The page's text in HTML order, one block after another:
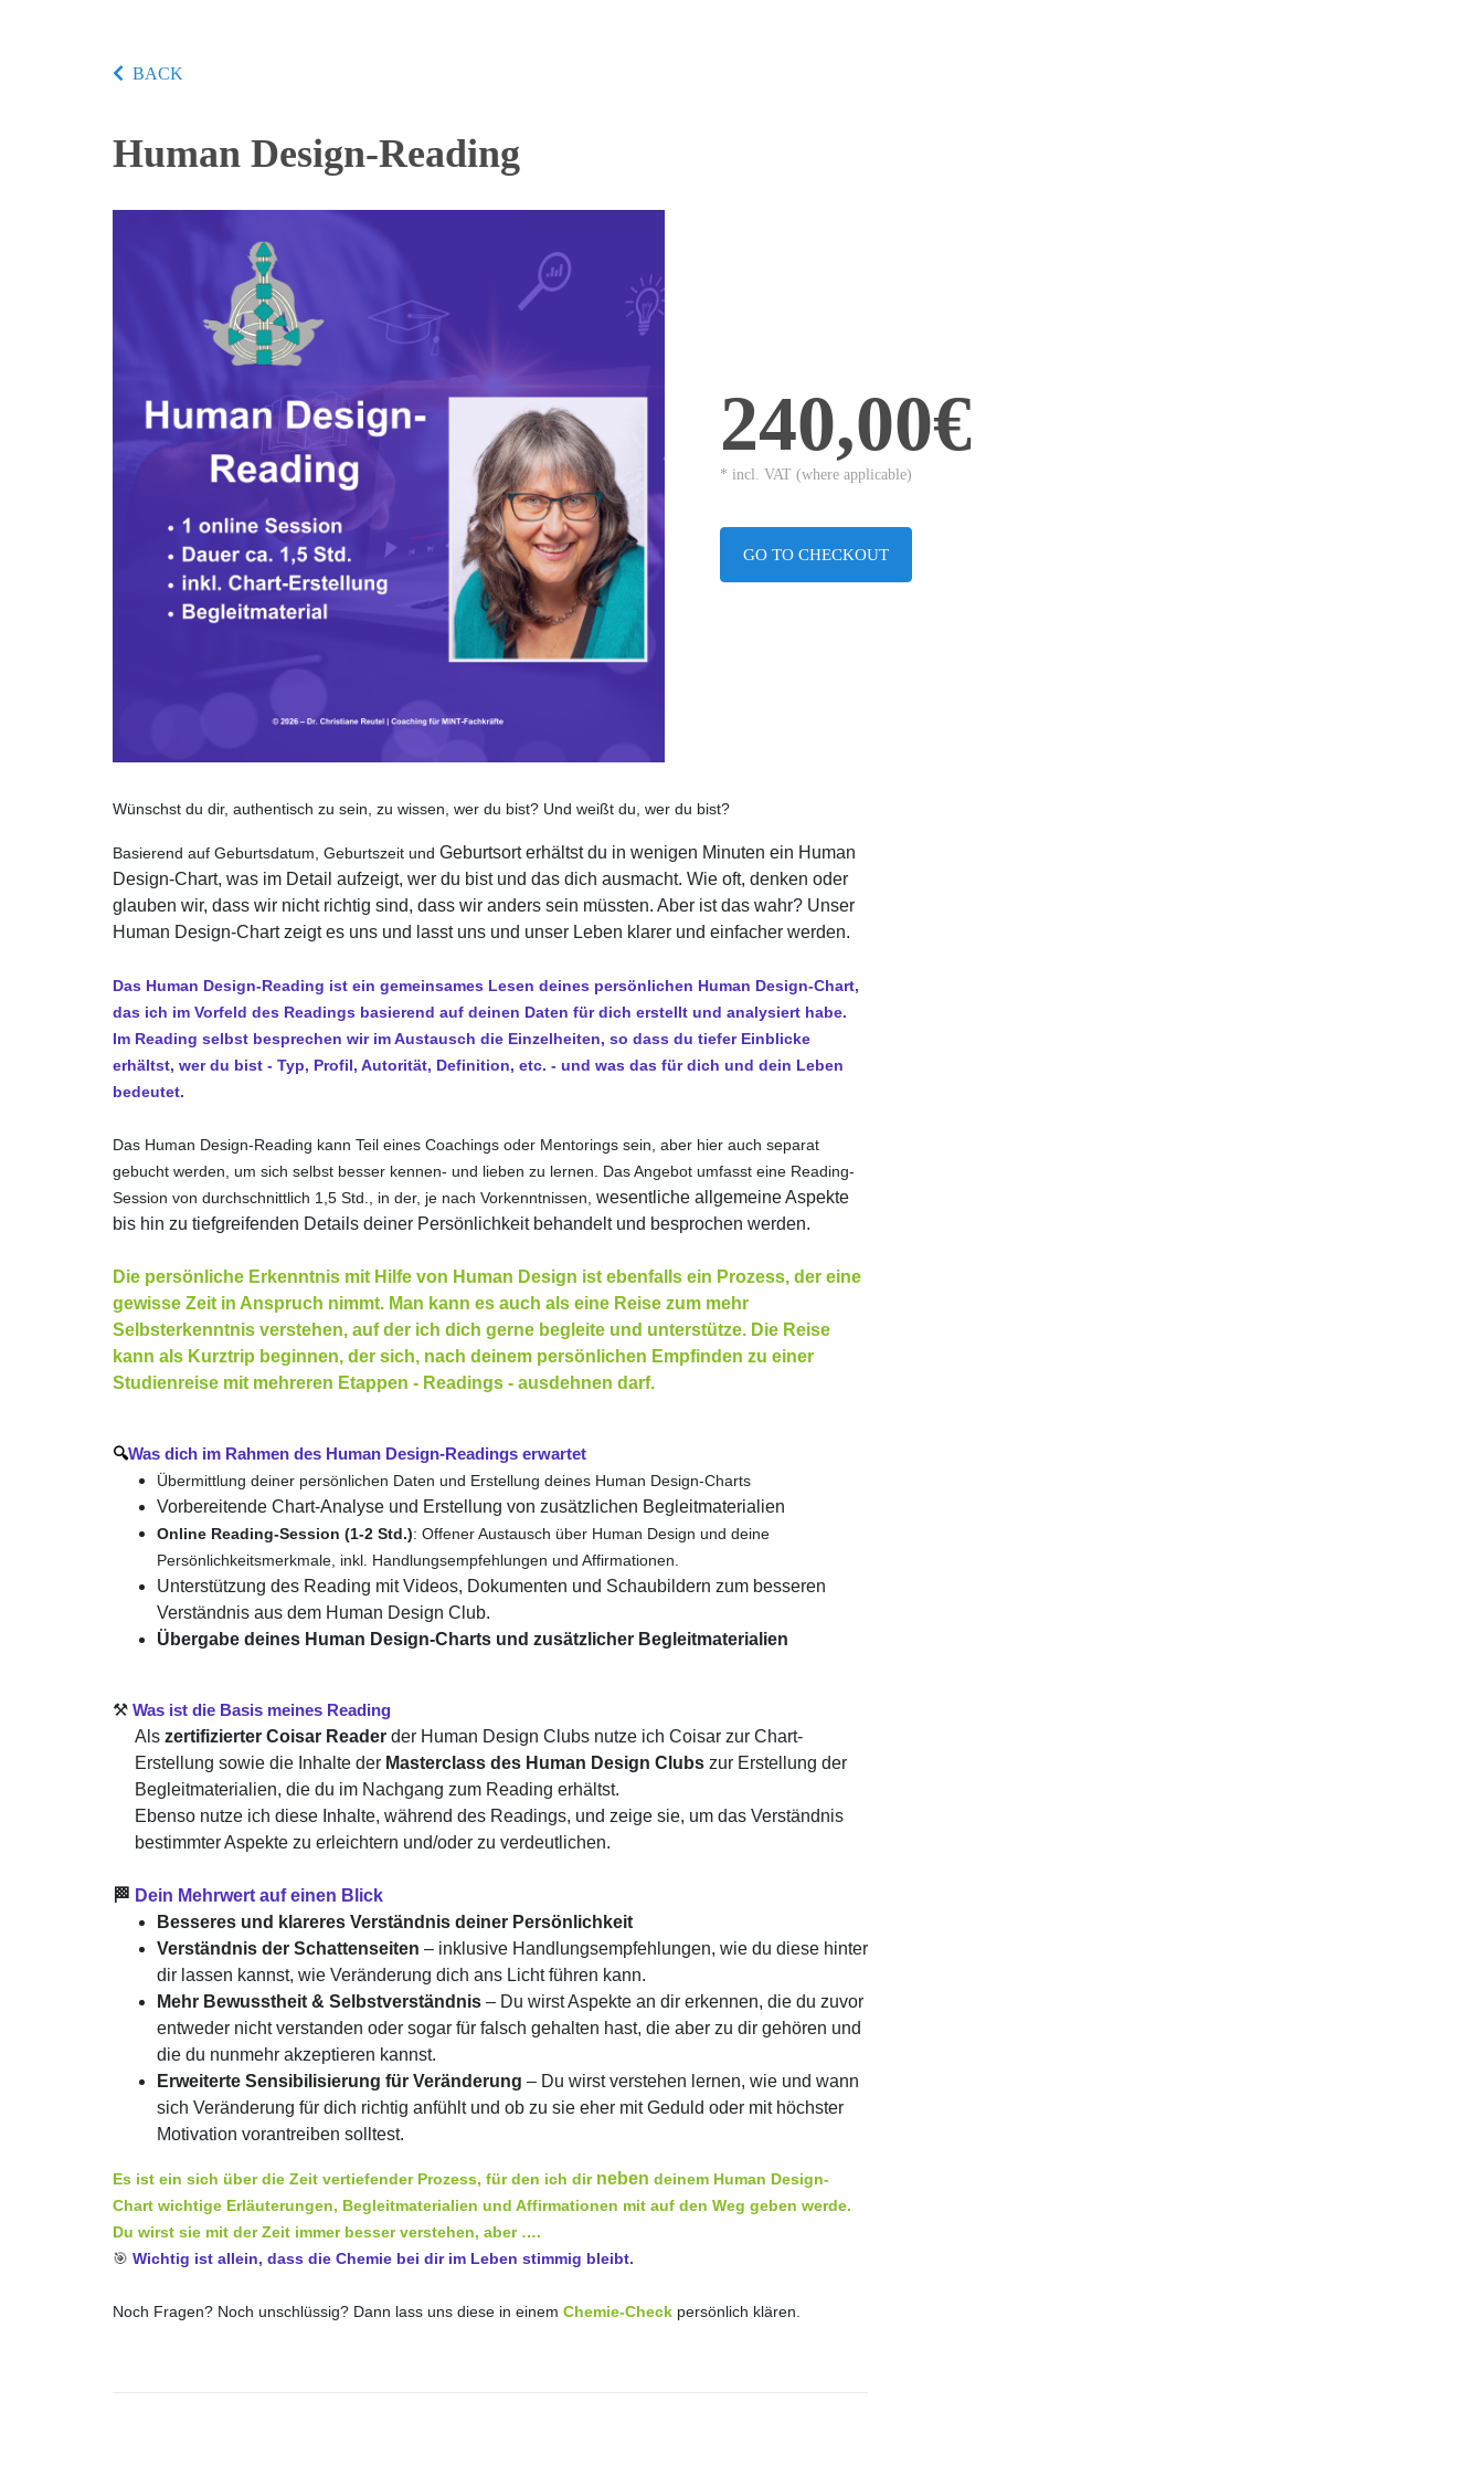
BACK
Human Design-Reading
240,00€
* incl. VAT (where applicable)
GO TO CHECKOUT
Wünschst du dir, authentisch zu sein, zu wissen, wer du bist? Und weißt du, wer du bist?
Basierend auf Geburtsdatum, Geburtszeit und Geburtsort erhältst du in wenigen Minuten ein Human
Design-Chart, was im Detail aufzeigt, wer du bist und das dich ausmacht. Wie oft, denken oder
glauben wir, dass wir nicht richtig sind, dass wir anders sein müssten. Aber ist das wahr? Unser
Human Design-Chart zeigt es uns und lasst uns und unser Leben klarer und einfacher werden.
Das Human Design-Reading ist ein gemeinsames Lesen deines persönlichen Human Design-Chart,
das ich im Vorfeld des Readings basierend auf deinen Daten für dich erstellt und analysiert habe.
Im Reading selbst besprechen wir im Austausch die Einzelheiten, so dass du tiefer Einblicke
erhältst, wer du bist - Typ, Profil, Autorität, Definition, etc. - und was das für dich und dein Leben
bedeutet.
Das Human Design-Reading kann Teil eines Coachings oder Mentorings sein, aber hier auch separat
gebucht werden, um sich selbst besser kennen- und lieben zu lernen. Das Angebot umfasst eine Reading-
Session von durchschnittlich 1,5 Std., in der, je nach Vorkenntnissen, wesentliche allgemeine Aspekte
bis hin zu tiefgreifenden Details deiner Persönlichkeit behandelt und besprochen werden.
Die persönliche Erkenntnis mit Hilfe von Human Design ist ebenfalls ein Prozess, der eine
gewisse Zeit in Anspruch nimmt. Man kann es auch als eine Reise zum mehr
Selbsterkenntnis verstehen, auf der ich dich gerne begleite und unterstütze. Die Reise
kann als Kurztrip beginnen, der sich, nach deinem persönlichen Empfinden zu einer
Studienreise mit mehreren Etappen - Readings - ausdehnen darf.
🔍Was dich im Rahmen des Human Design-Readings erwartet
Übermittlung deiner persönlichen Daten und Erstellung deines Human Design-Charts
Vorbereitende Chart-Analyse und Erstellung von zusätzlichen Begleitmaterialien
Online Reading-Session (1-2 Std.): Offener Austausch über Human Design und deine
Persönlichkeitsmerkmale, inkl. Handlungsempfehlungen und Affirmationen
Unterstützung des Reading mit Videos, Dokumenten und Schaubildern zum besseren
Verständnis aus dem Human Design Club.
Übergabe deines Human Design-Charts und zusätzlicher Begleitmaterialien
⚒️ Was ist die Basis meines Reading
Als zertifizierter Coisar Reader der Human Design Clubs nutze ich Coisar zur Chart-
Erstellung sowie die Inhalte der Masterclass des Human Design Clubs zur Erstellung der
Begleitmaterialien, die du im Nachgang zum Reading erhältst.
Ebenso nutze ich diese Inhalte, während des Readings, und zeige sie, um das Verständnis
bestimmter Aspekte zu erleichtern und/oder zu verdeutlichen.
🏁 Dein Mehrwert auf einen Blick
Besseres und klareres Verständnis deiner Persönlichkeit
Verständnis der Schattenseiten – inklusive Handlungsempfehlungen, wie du diese hinter
dir lassen kannst, wie Veränderung dich ans Licht führen kann.
Mehr Bewusstheit & Selbstverständnis – Du wirst Aspekte an dir erkennen, die du zuvor
entweder nicht verstanden oder sogar für falsch gehalten hast, die aber zu dir gehören und
die du nunmehr akzeptieren kannst.
Erweiterte Sensibilisierung für Veränderung – Du wirst verstehen lernen, wie und wann
sich Veränderung für dich richtig anfühlt und ob zu sie eher mit Geduld oder mit höchster
Motivation vorantreiben solltest.
Es ist ein sich über die Zeit vertiefender Prozess, für den ich dir neben deinem Human Design-
Chart wichtige Erläuterungen, Begleitmaterialien und Affirmationen mit auf den Weg geben werde.
Du wirst sie mit der Zeit immer besser verstehen, aber ….
🎯 Wichtig ist allein, dass die Chemie bei dir im Leben stimmig bleibt.
Noch Fragen? Noch unschlüssig? Dann lass uns diese in einem Chemie-Check persönlich klären.